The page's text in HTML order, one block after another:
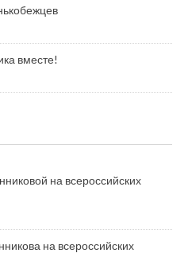
вместе!
на всероссийских
на всероссийских